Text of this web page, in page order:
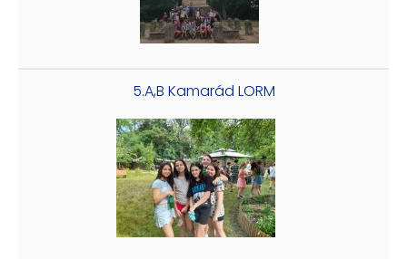
5.A,B Kamarád LORM